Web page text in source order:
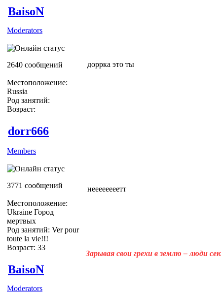
BaisoN
Moderators
2640 сообщений
Местоположение:
Russia
Род занятий:
Возраст:
доррка это ты
dorr666
Members
3771 сообщений
Местоположение:
Ukraine Город
мертвых
Род занятий: Ver pour
toute la vie!!!
Возраст: 33
неееееееетт
Зарывая свои грехи в землю – люди
BaisoN
Moderators